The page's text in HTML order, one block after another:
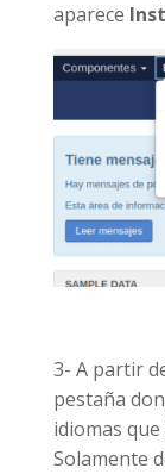
aparece
3- A partir
pestaña
idiomas
Solamente